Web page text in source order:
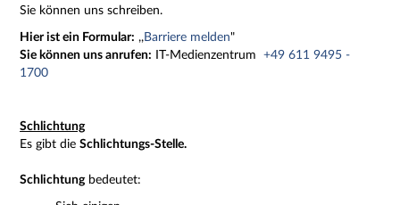
Sie können uns schreiben.
Hier ist ein Formular: ,,Barriere melden"
Sie können uns anrufen: IT-Medienzentrum+49 611 9495 -
1700
Schlichtung
Es gibt dieSchlichtungs-Stelle.
Schlichtungbedeutet: